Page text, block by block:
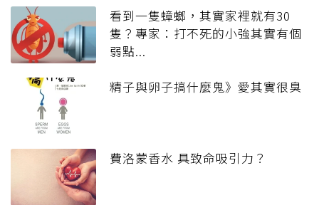
看到一隻蟑螂，其實家裡就有30
隻？專家：打不死的小強其實有個
弱點...
精子與卵子搞什麼鬼》愛其實很臭
費洛蒙香水 具致命吸引力？